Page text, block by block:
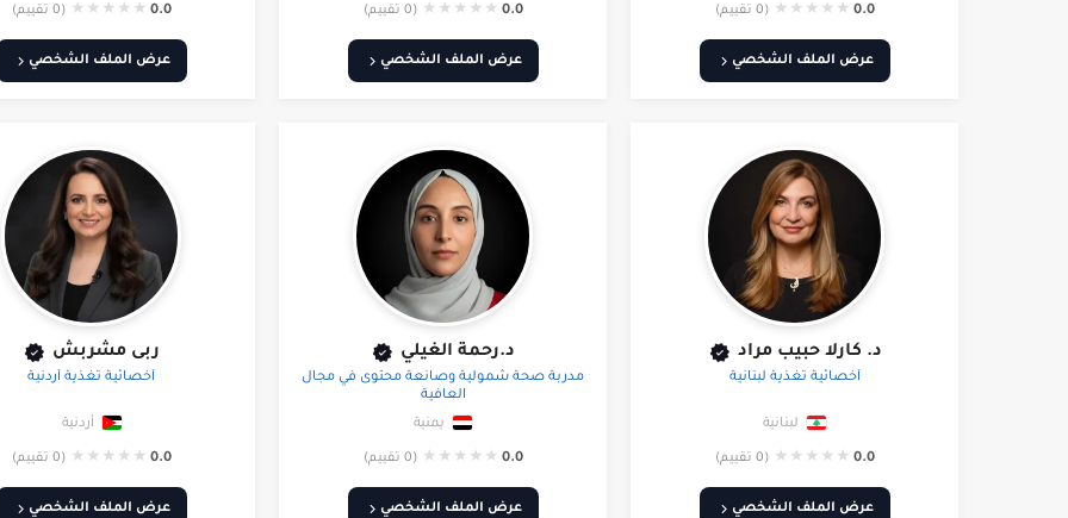
0.0
★
★
★
★
★ (0 تقييم)
عرض الملف الشخصي
0.0
★
★
★
★
★ (0 تقييم)
عرض الملف الشخصي
0.0
★
★
★
★
★ (0 تقييم)
عرض الملف الشخصي
د. كارلا حبيب مراد
أخصائية تغذية لبنانية
لبنانية
0.0
★
★
★
★
★ (0 تقييم)
عرض الملف الشخصي
د.رحمة الغيلي
مدربة صحة شمولية وصانعة محتوى في مجال
العافية
يمنية
0.0
★
★
★
★
★ (0 تقييم)
عرض الملف الشخصي
ربى مشربش
أخصائية تغذية أردنية
أردنية
0.0
★
★
★
★
★ (0 تقييم)
عرض الملف الشخصي